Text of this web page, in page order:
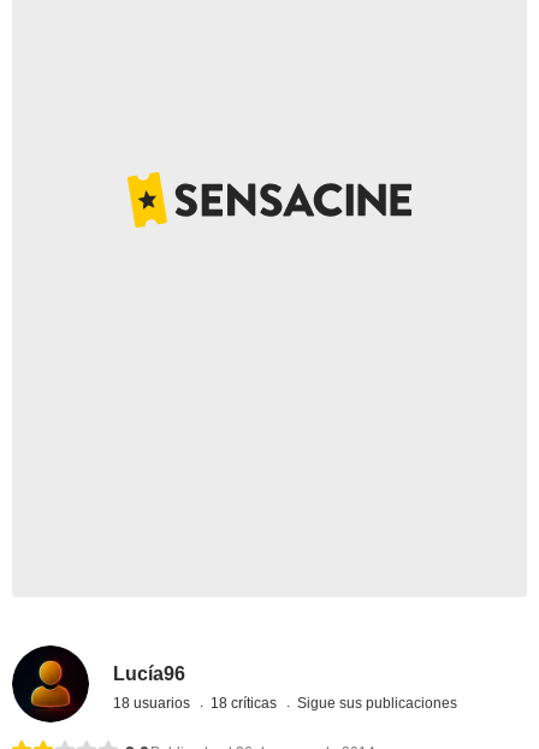
Lucía96
18 usuarios 18 críticas Sigue sus publicaciones